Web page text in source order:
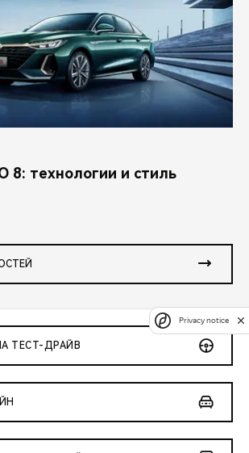
8: технологии и стиль
ТЕСТ-ДРАЙВ
Privacy notice